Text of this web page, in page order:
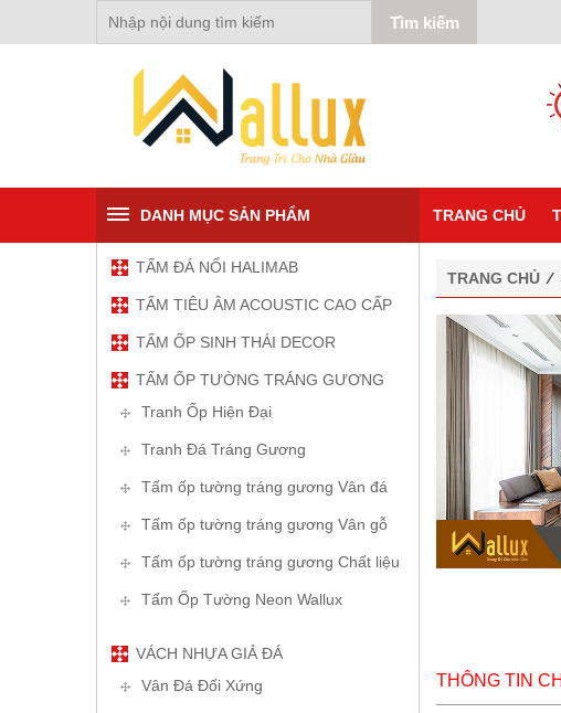
DANH MỤC SẢN PHẨM TRANG CHỦ
TẤM ĐÁ NỔI HALIMAB
TẤM TIÊU ÂM ACOUSTIC CAO CẤP
TẤM ỐP SINH THÁI DECOR
TẤM ỐP TƯỜNG TRÁNG GƯƠNG
Tranh Ốp Hiện Đại
Tranh Đá Tráng Gương
Tấm ốp tường tráng gương Vân đá
Tấm ốp tường tráng gương Vân gỗ
Tấm ốp tường tráng gương Chất liệu
Tấm Ốp Tường Neon Wallux
VÁCH NHỰA GIẢ ĐÁ
Vân Đá Đối Xứng
TRANG CHỦ⁄
THÔNG TIN